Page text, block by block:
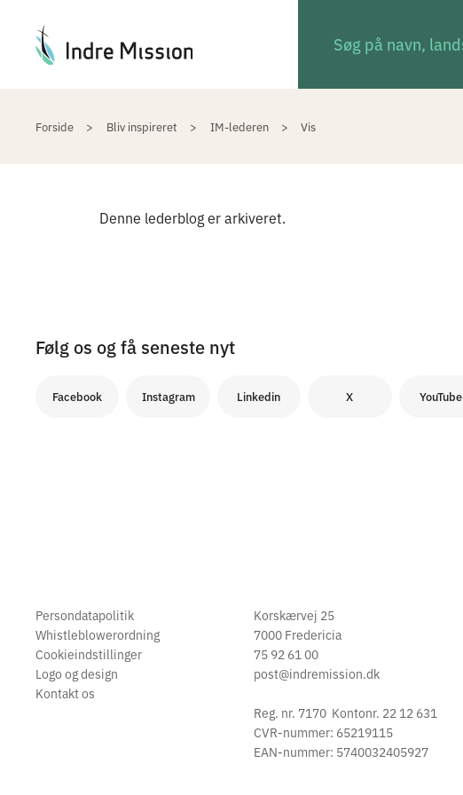
Forside Bliv inspireret IM-lederen Vis
Denne lederblog er arkiveret.
Følg os og få seneste nyt
Facebook Instagram Linkedin X YouTube
Persondatapolitik
Whistleblowerordning
Cookieindstillinger
Logo og design
Kontakt os
Korskærvej 25
7000 Fredericia
75 92 61 00
post@indremission.dk
Reg. nr. 7170 Kontonr. 22 12 631
CVR-nummer: 65219115
EAN-nummer: 5740032405927